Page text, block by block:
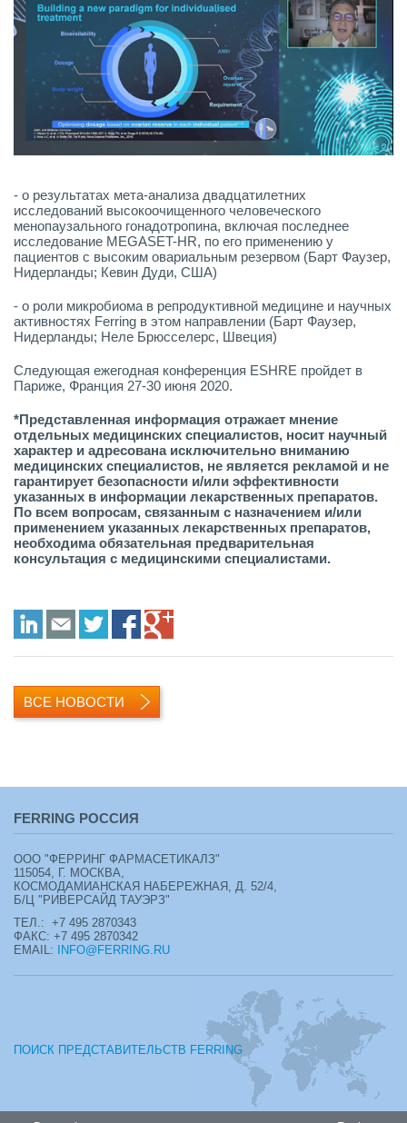
- о результатах мета-анализа двадцатилетних
исследований высокоочищенного человеческого
менопаузального гонадотропина, включая последнее
исследование MEGASET-HR, по его применению у
пациентов с высоким овариальным резервом (Барт Фаузер,
Нидерланды; Кевин Дуди, США)
- о роли микробиома в репродуктивной медицине и научных
активностях Ferring в этом направлении (Барт Фаузер,
Нидерланды; Неле Брюсселерс, Швеция)
Следующая ежегодная конференция ESHRE пройдет в
Париже, Франция 27-30 июня 2020.
*Представленная информация отражает мнение
отдельных медицинских специалистов, носит научный
характер и адресована исключительно вниманию
медицинских специалистов, не является рекламой и не
гарантирует безопасности и/или эффективности
указанных в информации лекарственных препаратов.
По всем вопросам, связанным с назначением и/или
применением указанных лекарственных препаратов,
необходима обязательная предварительная
консультация с медицинскими специалистами.
LinkedInE-mailTwitter
ВСЕ НОВОСТИ
FERRING РОССИЯ
ООО "ФЕРРИНГ ФАРМАСЕТИКАЛЗ"
115054, Г. МОСКВА,
КОСМОДАМИАНСКАЯ НАБЕРЕЖНАЯ, Д. 52/4,
Б/Ц "РИВЕРСАЙД ТАУЭРЗ"
ТЕЛ.: +7 495 2870343
ФАКС: +7 495 2870342
EMAIL: INFO@FERRING.RU
ПОИСК ПРЕДСТАВИТЕЛЬСТВ FERRING